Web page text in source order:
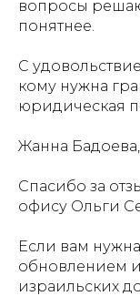
вопросы
понятнее.
С
кому нужна
юридическая
Жанна
Спасибо за
офису Ольги
Если вам
обновлением
израильских